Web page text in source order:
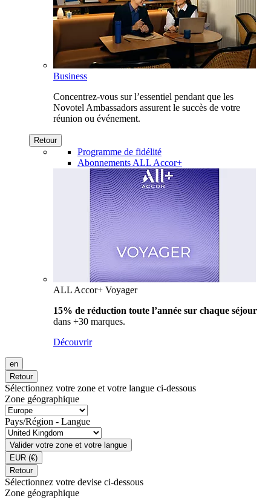
Business
Concentrez-vous sur l’essentiel pendant que les
Novotel Ambassadors assurent le succès de votre
réunion ou événement.
Retour
Programme de fidélité
Abonnements ALL Accor+
ALL Accor+ Voyager
15% de réduction toute l’année sur chaque séjour
dans +30 marques.
Découvrir
en
Retour
Sélectionnez votre zone et votre langue ci-dessous
Zone géographique
Pays/Région - Langue
Valider votre zone et votre langue
EUR (€)
Retour
Sélectionnez votre devise ci-dessous
Zone géographique